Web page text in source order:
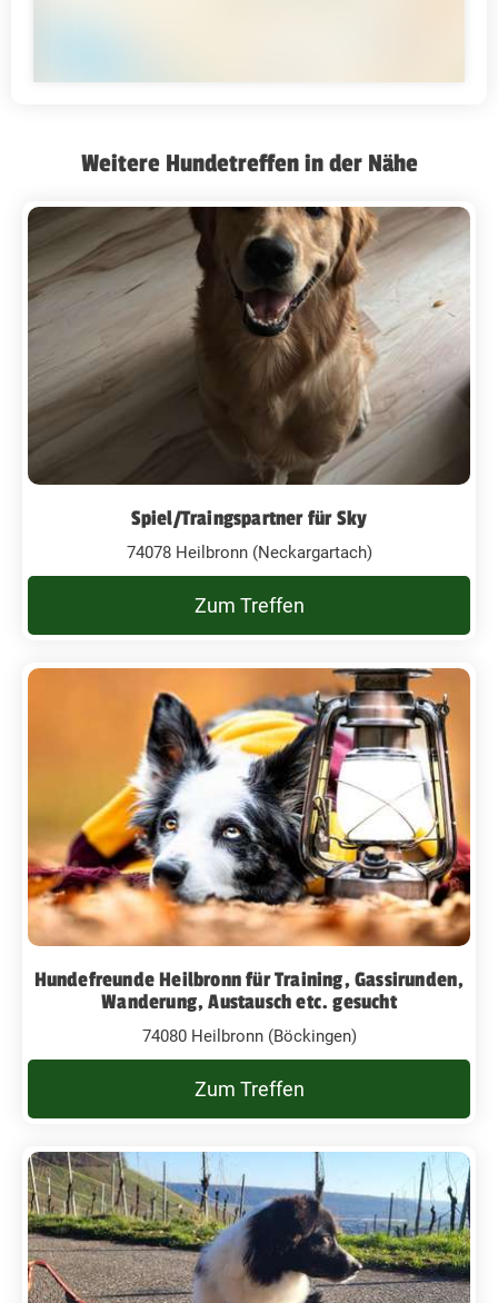
Weitere Hundetreffen in der Nähe
Spiel/Traingspartner für Sky
74078 Heilbronn (Neckargartach)
Zum Treffen
Hundefreunde Heilbronn für Training, Gassirunden,
Wanderung, Austausch etc. gesucht
74080 Heilbronn (Böckingen)
Zum Treffen